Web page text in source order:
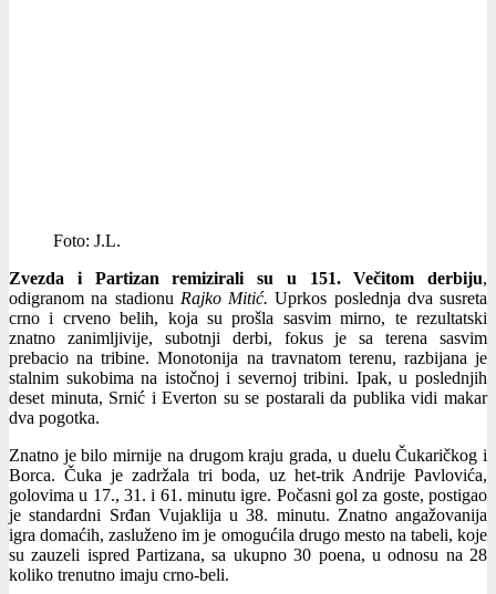
Foto: J.L.
Zvezda i Partizan remizirali su u 151. Večitom derbiju,
odigranom na stadionu Rajko Mitić.Uprkos poslednja dva susreta
crno i crveno belih, koja su prošla sasvim mirno, te rezultatski
znatno zanimljivije, subotnji derbi, fokus je sa terena sasvim
prebacio na tribine. Monotonija na travnatom terenu, razbijana je
stalnim sukobima na istočnoj i severnoj tribini. Ipak, u poslednjih
deset minuta, Srnić i Everton su se postarali da publika vidi makar
dva pogotka.
Znatno je bilo mirnije na drugom kraju grada, u duelu Čukaričkog i
Borca. Čuka je zadržala tri boda, uz het-trik Andrije Pavlovića,
golovima u 17., 31. i 61. minutu igre. Počasni gol za goste, postigao
je standardni Srđan Vujaklija u 38. minutu. Znatno angažovanija
igra domaćih, zasluženo im je omogućila drugo mesto na tabeli, koje
su zauzeli ispred Partizana, sa ukupno 30 poena, u odnosu na 28
koliko trenutno imaju crno-beli.